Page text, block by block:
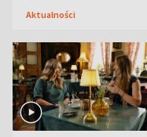
Aktualności